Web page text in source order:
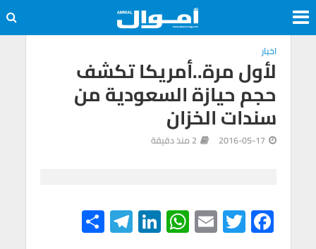
اخبار
لأول مرة..أمريكا تكشف
حجم حيازة السعودية من
سندات الخزان
2016-05-17 2 منذ دقيقة
F
T
E
W
Li
Te